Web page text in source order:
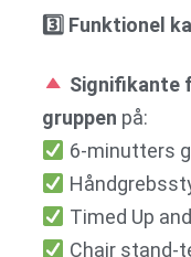
3 ️⃣ Funktionel
Signifikante
gruppen på:
6-minutters
Timed Up
Chair stand-